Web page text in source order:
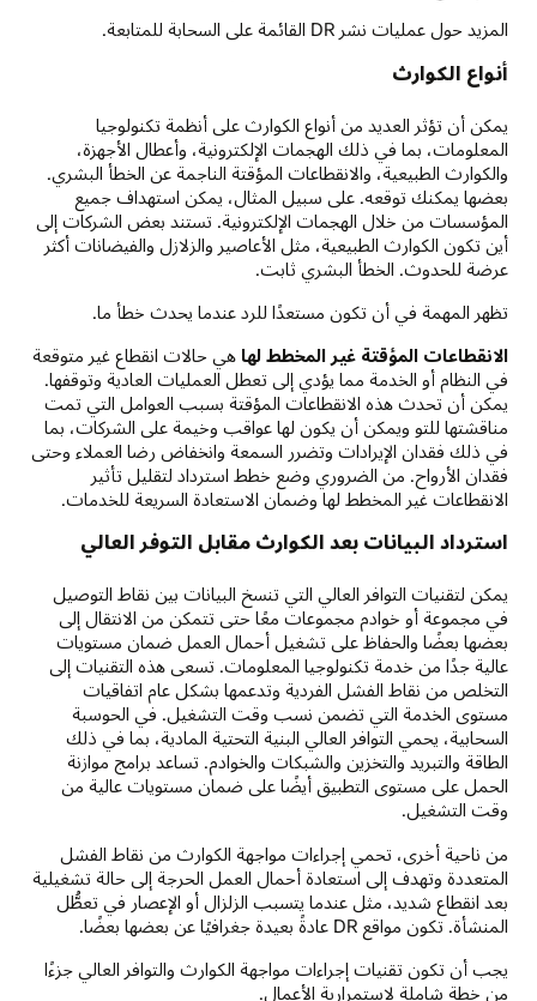
المزيد حول عمليات نشر DR القائمة على السحابة للمتابعة.
أنواع الكوارث
يمكن أن تؤثر العديد من أنواع الكوارث على أنظمة تكنولوجيا
المعلومات، بما في ذلك الهجمات الإلكترونية، وأعطال الأجهزة،
والكوارث الطبيعية، والانقطاعات المؤقتة الناجمة عن الخطأ البشري.
بعضها يمكنك توقعه. على سبيل المثال، يمكن استهداف جميع
المؤسسات من خلال الهجمات الإلكترونية. تستند بعض الشركات إلى
أين تكون الكوارث الطبيعية، مثل الأعاصير والزلازل والفيضانات أكثر
عرضة للحدوث. الخطأ البشري ثابت.
تظهر المهمة في أن تكون مستعدًا للرد عندما يحدث خطأ ما.
الانقطاعات المؤقتة غير المخطط لها هي حالات انقطاع غير متوقعة
في النظام أو الخدمة مما يؤدي إلى تعطل العمليات العادية وتوقفها.
يمكن أن تحدث هذه الانقطاعات المؤقتة بسبب العوامل التي تمت
مناقشتها للتو ويمكن أن يكون لها عواقب وخيمة على الشركات، بما
في ذلك فقدان الإيرادات وتضرر السمعة وانخفاض رضا العملاء وحتى
فقدان الأرواح. من الضروري وضع خطط استرداد لتقليل تأثير
الانقطاعات غير المخطط لها وضمان الاستعادة السريعة للخدمات.
استرداد البيانات بعد الكوارث مقابل التوفر العالي
يمكن لتقنيات التوافر العالي التي تنسخ البيانات بين نقاط التوصيل
في مجموعة أو خوادم مجموعات معًا حتى تتمكن من الانتقال إلى
بعضها بعضًا والحفاظ على تشغيل أحمال العمل ضمان مستويات
عالية جدًا من خدمة تكنولوجيا المعلومات. تسعى هذه التقنيات إلى
التخلص من نقاط الفشل الفردية وتدعمها بشكل عام اتفاقيات
مستوى الخدمة التي تضمن نسب وقت التشغيل. في الحوسبة
السحابية، يحمي التوافر العالي البنية التحتية المادية، بما في ذلك
الطاقة والتبريد والتخزين والشبكات والخوادم. تساعد برامج موازنة
الحمل على مستوى التطبيق أيضًا على ضمان مستويات عالية من
وقت التشغيل.
من ناحية أخرى، تحمي إجراءات مواجهة الكوارث من نقاط الفشل
المتعددة وتهدف إلى استعادة أحمال العمل الحرجة إلى حالة تشغيلية
بعد انقطاع شديد، مثل عندما يتسبب الزلزال أو الإعصار في تعطُّل
المنشأة. تكون مواقع DR عادةً بعيدة جغرافيًا عن بعضها بعضًا.
يجب أن تكون تقنيات إجراءات مواجهة الكوارث والتوافر العالي جزءًا
من خطة شاملة لاستمرارية الأعمال.